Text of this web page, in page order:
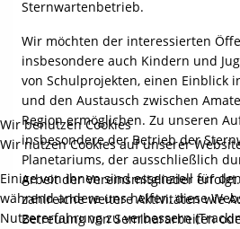
Sternwartenbetrieb.
Wir möchten der interessierten
insbesondere auch Kindern und
von Schulprojekten, einen Einblick
und den Austausch zwischen
Region ermöglichen. Zu unseren
insbesondere der Betrieb der
Planetariums, der ausschließlich
Arbeit der Vereinsmitglieder
zahlreiche weitere Aktivitäten wie
Betreuung von Seminararbeiten
Wir benutzen Cookies
Wir nutzen Cookies auf unserer
Einige von ihnen sind essenziell für
während andere uns helfen, diese
Nutzererfahrung zu verbessern